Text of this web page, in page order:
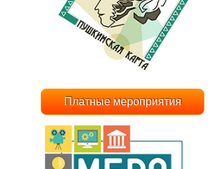
Платные мероприятия